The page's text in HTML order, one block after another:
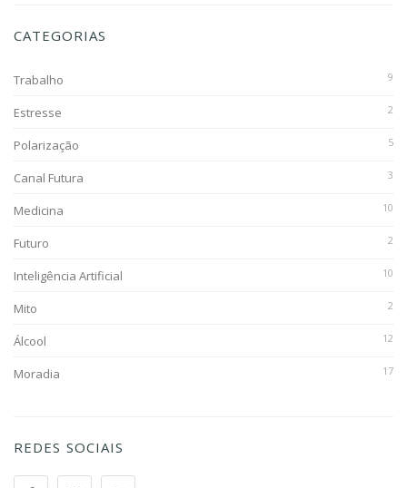
CATEGORIAS
Trabalho 9
Estresse 2
Polarização 5
Canal Futura 3
Medicina 10
Futuro 2
Inteligência Artificial 10
Mito 2
Álcool 12
Moradia 17
REDES SOCIAIS